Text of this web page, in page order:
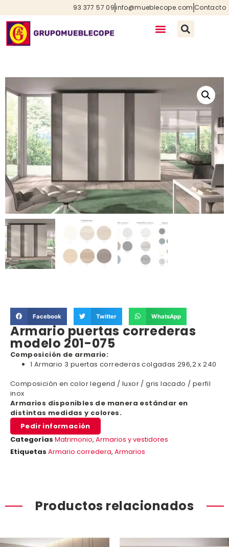
93 377 57 09info@mueblecope.com Contacto
Facebook Twitter WhatsApp
Armario puertas correderas
modelo 201-075
Composición de armario:
1 Armario 3 puertas correderas colgadas 296,2 x 240
Composición en color legend / luxor / gris lacado / perfil
inox
Armarios disponibles de manera estándar en
distintas medidas y colores.
Pedir información
Categorías Matrimonio, Armarios y vestidores
Etiquetas Armario corredera, Armarios
Productos relacionados